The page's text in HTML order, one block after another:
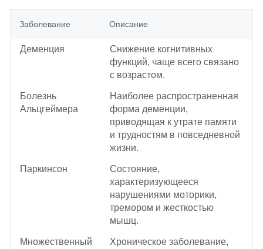
Заболевание Описание
Деменция
Снижение когнитивных
функций, чаще всего связано
с возрастом.
Болезнь
Альцгеймера
Наиболее распространенная
форма деменции,
приводящая к утрате памяти
и трудностям в повседневной
жизни.
Паркинсон
Состояние,
характеризующееся
нарушениями моторики,
тремором и жесткостью
мышц.
Множественный
Хроническое заболевание,